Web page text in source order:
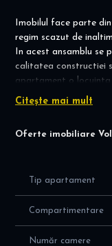
Oferte imobiliare
Imobilul face parte
regim scazut de
In acest ansamblu se
calitatea constructiei
apartament o
Apartamentul propus
Spatiile comune sunt
caramida Ytong atat
ventilata, HPL cu
tamplarie aluminiu,
centrala de bloc,
securizata.
Citește mai mult
Tip apartament
Compartimentare
Număr camere